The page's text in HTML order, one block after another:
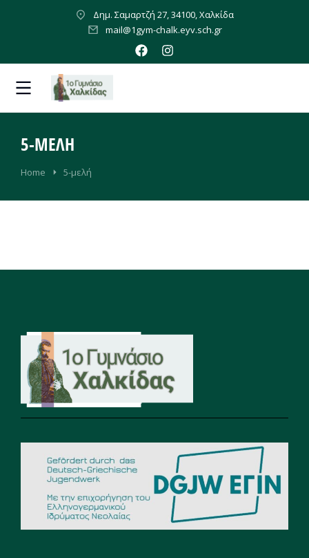
Δημ. Σαμαρτζή 27, 34100, Χαλκίδα
mail@1gym-chalk.eyv.sch.gr
5-ΜΕΛΉ
You are here:
Home 5-μελή